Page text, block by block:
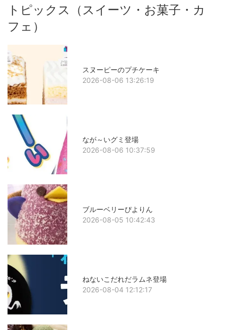
トピックス（スイーツ・お菓子・カ
フェ）
スヌーピーのプチケーキ
2026-08-06 13:26:19
なが～いグミ登場
2026-08-06 10:37:59
ブルーベリーぴよりん
2026-08-05 10:42:43
ねないこだれだラムネ登場
2026-08-04 12:12:17